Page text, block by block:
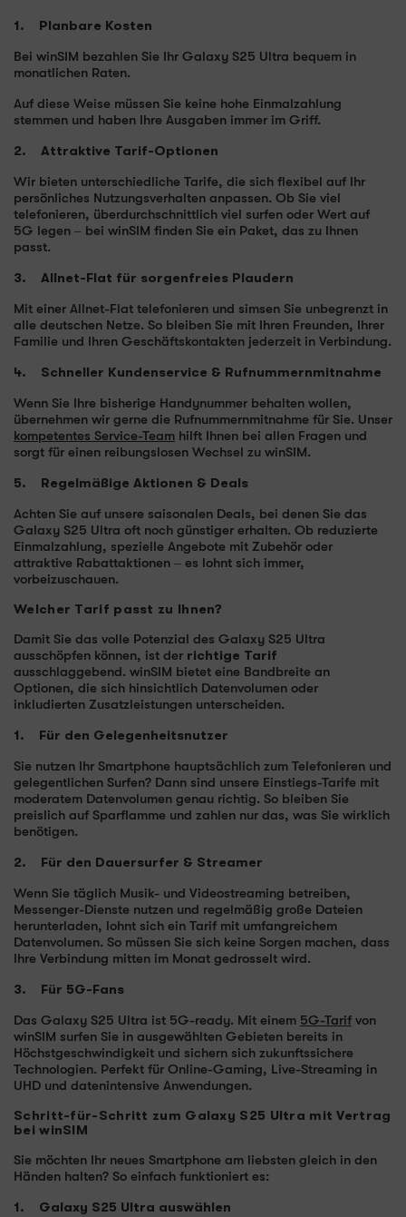
1. Planbare Kosten
Bei winSIM bezahlen Sie Ihr Galaxy S25 Ultra bequem in
monatlichen Raten.
Auf diese Weise müssen Sie keine hohe Einmalzahlung
stemmen und haben Ihre Ausgaben immer im Griff.
2. Attraktive Tarif-Optionen
Wir bieten unterschiedliche Tarife, die sich flexibel auf Ihr
persönliches Nutzungsverhalten anpassen. Ob Sie viel
telefonieren, überdurchschnittlich viel surfen oder Wert auf
5G legen – bei winSIM finden Sie ein Paket, das zu Ihnen
passt.
3. Allnet-Flat für sorgenfreies Plaudern
Mit einer Allnet-Flat telefonieren und simsen Sie unbegrenzt in
alle deutschen Netze. So bleiben Sie mit Ihren Freunden, Ihrer
Familie und Ihren Geschäftskontakten jederzeit in Verbindung.
4. Schneller Kundenservice & Rufnummernmitnahme
Wenn Sie Ihre bisherige Handynummer behalten wollen,
übernehmen wir gerne die Rufnummernmitnahme für Sie. Unser
kompetentes Service-Team hilft Ihnen bei allen Fragen und
sorgt für einen reibungslosen Wechsel zu winSIM.
5. Regelmäßige Aktionen & Deals
Achten Sie auf unsere saisonalen Deals, bei denen Sie das
Galaxy S25 Ultra oft noch günstiger erhalten. Ob reduzierte
Einmalzahlung, spezielle Angebote mit Zubehör oder
attraktive Rabattaktionen – es lohnt sich immer,
vorbeizuschauen.
Welcher Tarif passt zu Ihnen?
Damit Sie das volle Potenzial des Galaxy S25 Ultra
ausschöpfen können, ist der richtige Tarif
ausschlaggebend. winSIM bietet eine Bandbreite an
Optionen, die sich hinsichtlich Datenvolumen oder
inkludierten Zusatzleistungen unterscheiden.
1. Für den Gelegenheitsnutzer
Sie nutzen Ihr Smartphone hauptsächlich zum Telefonieren und
gelegentlichen Surfen? Dann sind unsere Einstiegs-Tarife mit
moderatem Datenvolumen genau richtig. So bleiben Sie
preislich auf Sparflamme und zahlen nur das, was Sie wirklich
benötigen.
2. Für den Dauersurfer & Streamer
Wenn Sie täglich Musik- und Videostreaming betreiben,
Messenger-Dienste nutzen und regelmäßig große Dateien
herunterladen, lohnt sich ein Tarif mit umfangreichem
Datenvolumen. So müssen Sie sich keine Sorgen machen, dass
Ihre Verbindung mitten im Monat gedrosselt wird.
3. Für 5G-Fans
Das Galaxy S25 Ultra ist 5G-ready. Mit einem 5G-Tarif von
winSIM surfen Sie in ausgewählten Gebieten bereits in
Höchstgeschwindigkeit und sichern sich zukunftssichere
Technologien. Perfekt für Online-Gaming, Live-Streaming in
UHD und datenintensive Anwendungen.
Schritt-für-Schritt zum Galaxy S25 Ultra mit Vertrag
bei winSIM
Sie möchten Ihr neues Smartphone am liebsten gleich in den
Händen halten? So einfach funktioniert es:
1. Galaxy S25 Ultra auswählen